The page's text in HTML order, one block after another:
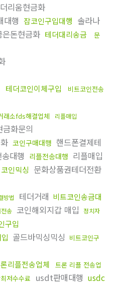
리움현금화
대행 잡코인구입대행 솔라나
은돈현금화 테더대리송금
문
테더코인이체구입
비트코인전송
래소fds해결업체 리플매입
화문의
코인구매대행 핸드폰결제테
대행 리플전송대행 리플매입
코인믹싱 문화상품권테더전환
방법 테더거래 비트코인송금대
송 코인해외지갑 매입 정치자
구입
골드바믹싱믹싱 비트코인구
리플전송업체
트론 리플 전송업
저수수료 usdt판매대행 usdc